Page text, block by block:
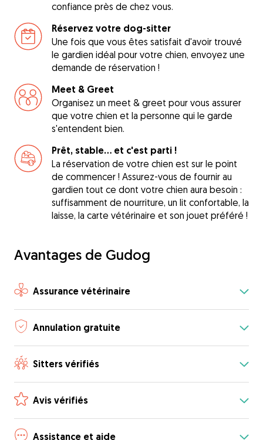
confiance près de chez vous.
Réservez votre dog-sitter
Une fois que vous êtes satisfait d'avoir trouvé
le gardien idéal pour votre chien, envoyez une
demande de réservation !
Meet & Greet
Organisez un meet & greet pour vous assurer
que votre chien et la personne qui le garde
s'entendent bien.
Prêt, stable... et c'est parti !
La réservation de votre chien est sur le point
de commencer ! Assurez-vous de fournir au
gardien tout ce dont votre chien aura besoin :
suffisamment de nourriture, un lit confortable, la
laisse, la carte vétérinaire et son jouet préféré !
Avantages de Gudog
Assurance vétérinaire
Annulation gratuite
Sitters vérifiés
Avis vérifiés
Assistance et aide